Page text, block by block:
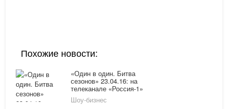
Похожие новости:
«Один в один. Битва
сезонов» 23.04.16: на
телеканале «Россия-1»
показали 12 выпуск
онлайн
Шоу-бизнес